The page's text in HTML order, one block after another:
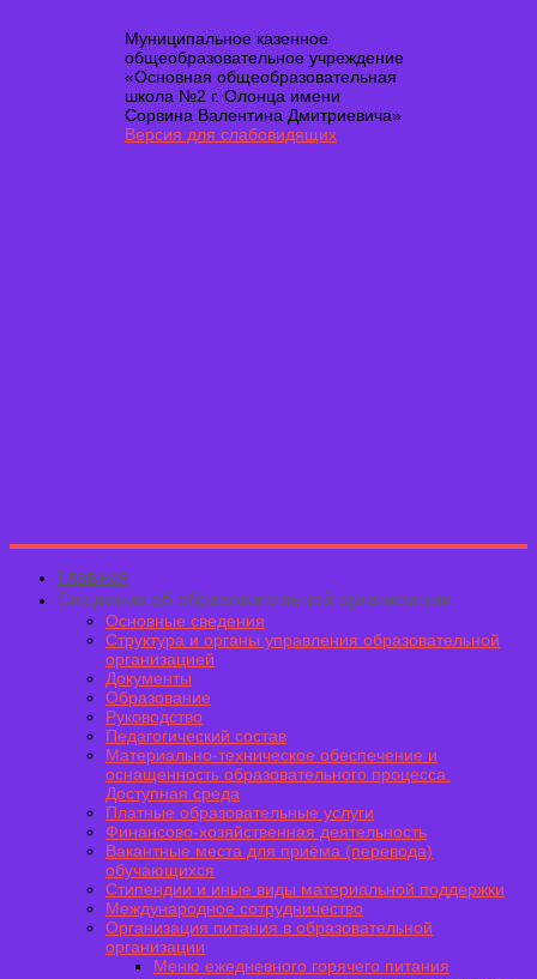
Муниципальное казенное
общеобразовательное учреждение
«Основная общеобразовательная
школа №2 г. Олонца имени
Сорвина Валентина Дмитриевича»
Версия для слабовидящих
Главная
Сведения об образовательной организации
Основные сведения
Структура и органы управления образовательной
организацией
Документы
Образование
Руководство
Педагогический состав
Материально-техническое обеспечение и
оснащенность образовательного процесса.
Доступная среда
Платные образовательные услуги
Финансово-хозяйственная деятельность
Вакантные места для приёма (перевода)
обучающихся
Стипендии и иные виды материальной поддержки
Международное сотрудничество
Организация питания в образовательной
организации
Меню ежедневного горячего питания